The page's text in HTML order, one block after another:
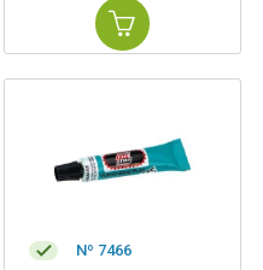
Nº 7466